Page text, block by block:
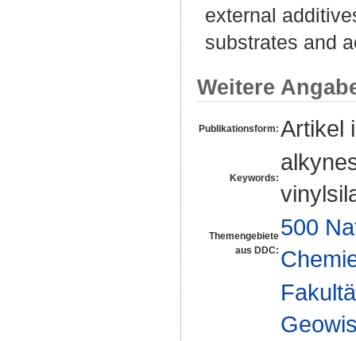
external
substrates and
Weitere
Publikationsform: Artikel
Keywords:
Themengebiete
aus DDC:
500